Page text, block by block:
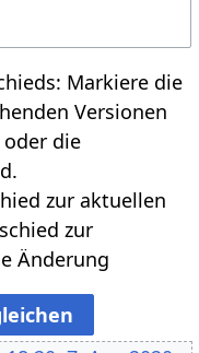
Markiere die
Versionen
die
zur aktuellen
zur
Änderung